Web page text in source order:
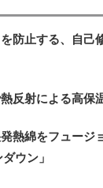
防止する、自己
反射による高保
熱綿をフュージ
ウン」